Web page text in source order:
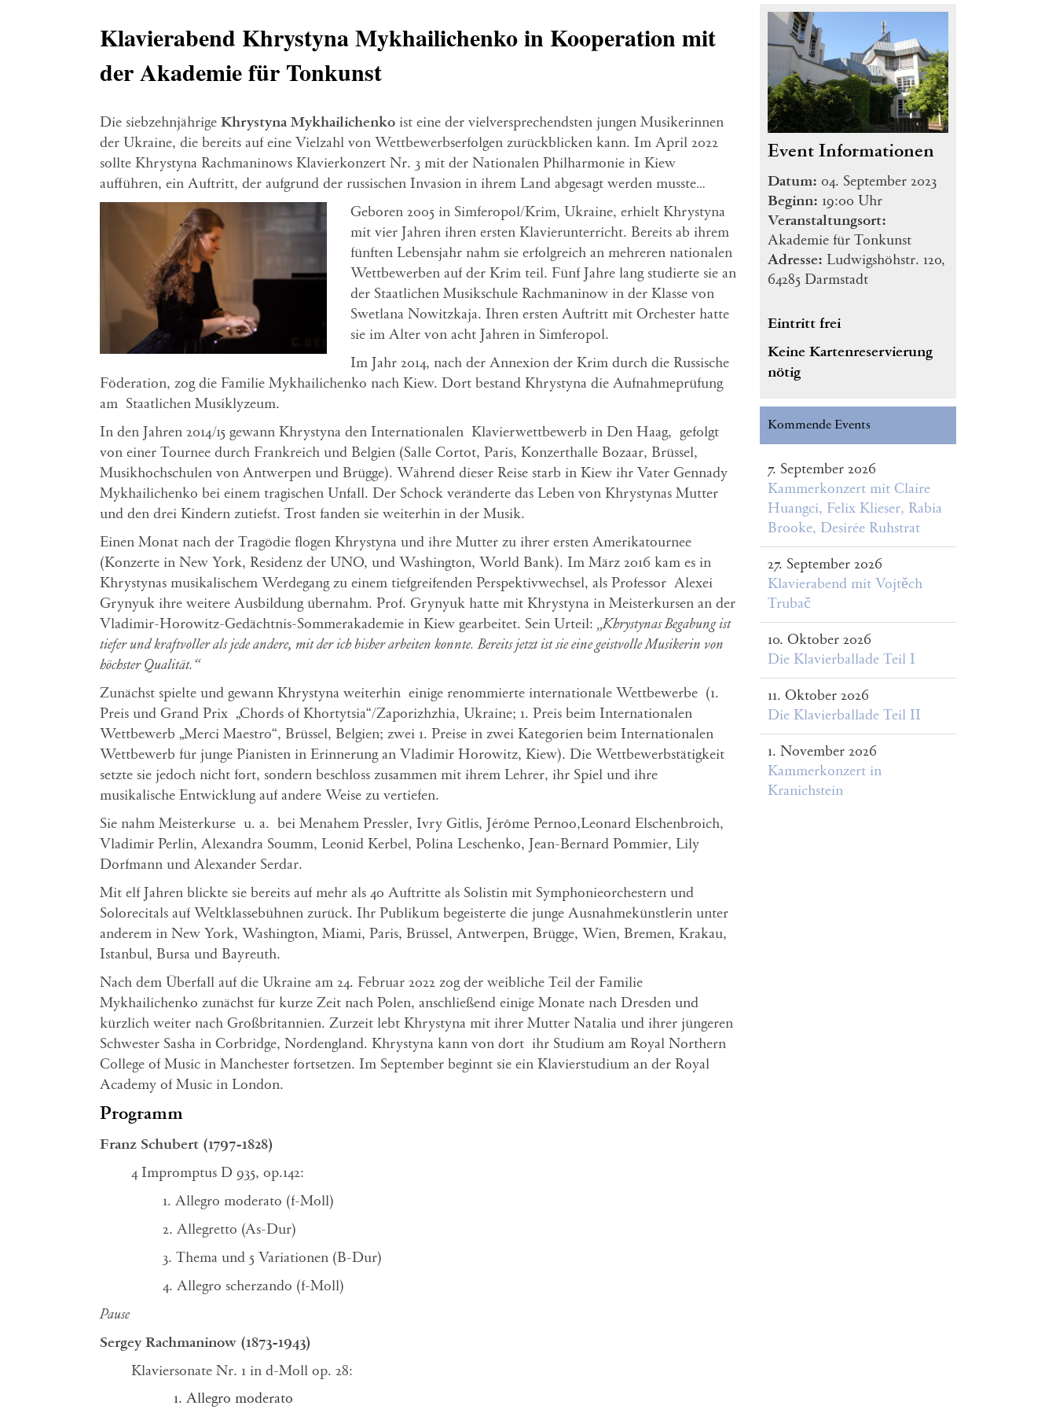
Klavierabend Khrystyna Mykhailichenko in Kooperation mit
der Akademie für Tonkunst
Die siebzehnjährige Khrystyna Mykhailichenko ist eine der vielversprechendsten jungen Musikerinnen
der Ukraine, die bereits auf eine Vielzahl von Wettbewerbserfolgen zurückblicken kann. Im April 2022
sollte Khrystyna Rachmaninows Klavierkonzert Nr. 3 mit der Nationalen Philharmonie in Kiew
aufführen, ein Auftritt, der aufgrund der russischen Invasion in ihrem Land abgesagt werden musste…
Geboren 2005 in Simferopol/Krim, Ukraine, erhielt Khrystyna
mit vier Jahren ihren ersten Klavierunterricht. Bereits ab ihrem
fünften Lebensjahr nahm sie erfolgreich an mehreren nationalen
Wettbewerben auf der Krim teil. Fünf Jahre lang studierte sie an
der Staatlichen Musikschule Rachmaninow in der Klasse von
Swetlana Nowitzkaja. Ihren ersten Auftritt mit Orchester hatte
sie im Alter von acht Jahren in Simferopol.
Im Jahr 2014, nach der Annexion der Krim durch die Russische
Föderation, zog die Familie Mykhailichenko nach Kiew. Dort bestand Khrystyna die Aufnahmeprüfung
am Staatlichen Musiklyzeum.
In den Jahren 2014/15 gewann Khrystyna den Internationalen Klavierwettbewerb in Den Haag, gefolgt
von einer Tournee durch Frankreich und Belgien (Salle Cortot, Paris, Konzerthalle Bozaar, Brüssel,
Musikhochschulen von Antwerpen und Brügge). Während dieser Reise starb in Kiew ihr Vater Gennady
Mykhailichenko bei einem tragischen Unfall. Der Schock veränderte das Leben von Khrystynas Mutter
und den drei Kindern zutiefst. Trost fanden sie weiterhin in der Musik.
Einen Monat nach der Tragödie flogen Khrystyna und ihre Mutter zu ihrer ersten Amerikatournee
(Konzerte in New York, Residenz der UNO, und Washington, World Bank). Im März 2016 kam es in
Khrystynas musikalischem Werdegang zu einem tiefgreifenden Perspektivwechsel, als Professor Alexei
Grynyuk ihre weitere Ausbildung übernahm. Prof. Grynyuk hatte mit Khrystyna in Meisterkursen an der
Vladimir-Horowitz-Gedächtnis-Sommerakademie in Kiew gearbeitet. Sein Urteil: „Khrystynas Begabung ist
tiefer und kraftvoller als jede andere, mit der ich bisher arbeiten konnte. Bereits jetzt ist sie eine geistvolle Musikerin von
höchster Qualität.“
Zunächst spielte und gewann Khrystyna weiterhin einige renommierte internationale Wettbewerbe (1.
Preis und Grand Prix „Chords of Khortytsia“/Zaporizhzhia, Ukraine; 1. Preis beim Internationalen
Wettbewerb „Merci Maestro“, Brüssel, Belgien; zwei 1. Preise in zwei Kategorien beim Internationalen
Wettbewerb für junge Pianisten in Erinnerung an Vladimir Horowitz, Kiew). Die Wettbewerbstätigkeit
setzte sie jedoch nicht fort, sondern beschloss zusammen mit ihrem Lehrer, ihr Spiel und ihre
musikalische Entwicklung auf andere Weise zu vertiefen.
Sie nahm Meisterkurse u. a. bei Menahem Pressler, Ivry Gitlis, Jérôme Pernoo,Leonard Elschenbroich,
Vladimir Perlin, Alexandra Soumm, Leonid Kerbel, Polina Leschenko, Jean-Bernard Pommier, Lily
Dorfmann und Alexander Serdar.
Mit elf Jahren blickte sie bereits auf mehr als 40 Auftritte als Solistin mit Symphonieorchestern und
Solorecitals auf Weltklassebühnen zurück. Ihr Publikum begeisterte die junge Ausnahmekünstlerin unter
anderem in New York, Washington, Miami, Paris, Brüssel, Antwerpen, Brügge, Wien, Bremen, Krakau,
Istanbul, Bursa und Bayreuth.
Nach dem Überfall auf die Ukraine am 24. Februar 2022 zog der weibliche Teil der Familie
Mykhailichenko zunächst für kurze Zeit nach Polen, anschließend einige Monate nach Dresden und
kürzlich weiter nach Großbritannien. Zurzeit lebt Khrystyna mit ihrer Mutter Natalia und ihrer jüngeren
Schwester Sasha in Corbridge, Nordengland. Khrystyna kann von dort ihr Studium am Royal Northern
College of Music in Manchester fortsetzen. Im September beginnt sie ein Klavierstudium an der Royal
Academy of Music in London.
Programm
Franz Schubert (1797-1828)
4 Impromptus D 935, op.142:
1. Allegro moderato (f-Moll)
2. Allegretto (As-Dur)
3. Thema und 5 Variationen (B-Dur)
4. Allegro scherzando (f-Moll)
Pause
Sergey Rachmaninow (1873-1943)
Klaviersonate Nr. 1 in d-Moll op. 28:
Allegro moderato
Event Informationen
Datum: 04. September 2023
Beginn: 19:00 Uhr
Veranstaltungsort:
Akademie für Tonkunst
Adresse: Ludwigshöhstr. 120,
64285 Darmstadt
Eintritt frei
Keine Kartenreservierung
nötig
Kommende Events
7. September 2026
Kammerkonzert mit Claire
Huangci, Felix Klieser, Rabia
Brooke, Desirée Ruhstrat
27. September 2026
Klavierabend mit Vojtěch
Trubač
10. Oktober 2026
Die Klavierballade Teil I
11. Oktober 2026
Die Klavierballade Teil II
1. November 2026
Kammerkonzert in
Kranichstein